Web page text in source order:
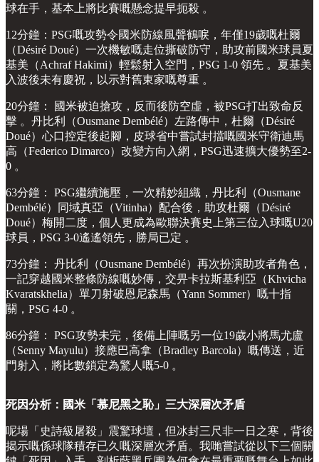
球在手，基本上將比賽嘅懸念提早扼殺 。
12分鐘：PSG嘅攻勢令國米防線風聲鶴唳，年僅19歲嘅杜爾
（Désiré Doué）一次機敏嘅走位撕破防守，助攻前國米球員夏
基美（Achraf Hakimi）輕鬆射入空門，PSG 1-0 領先 。夏基美
入波後未有慶祝，以示對舊東家嘅尊重 。
20分鐘： 國米被迫搶攻，反而後防空虛，被PSG打出致命反
擊 。丹比利（Ousmane Dembélé）左路傳中，杜爾（Désiré
Doué）心口控定後起腳，皮球省中嘗試封擋嘅國米守衛迪馬
高（Federico Dimarco）改變方向入網，PSG迅速擴大優勢至2-
0 。
63分鐘： PSG繼續施壓，一次精妙組織，丹比利（Ousmane
Dembélé）同域真亞（Vitinha）配合後，助攻杜爾（Désiré
Doué）梅開二度，個人更成為歐聯決賽史上第三位入球嘅U20
球員，PSG 3-0遙遙領先，勝局已定 。
73分鐘： 丹比利（Ousmane Dembélé）再次扮演助攻者角色，
一記穿越國米整條防線嘅妙傳，交畀卡拉斯基利亞（Khvicha
Kvaratskhelia）單刀射破恩尼森馬（Yann Sommer）嘅十指
關，PSG 4-0 。
86分鐘： PSG攻勢未完，後備上陣嘅另一位19歲小將馬尤盧
（Senny Mayulu）接應巴高拿（Bradley Barcola）嘅傳送，近
門射入，將比數鎖定為驚人嘅5-0 。
死因分析：國米「慕尼黑之恥」三大深層次矛盾
呢場「史詩級屠殺」震驚球壇，但冰封三尺非一日之寒，背後
揭示嘅係球隊積存已久嘅深層次矛盾。我哋嘗試從以下三個關